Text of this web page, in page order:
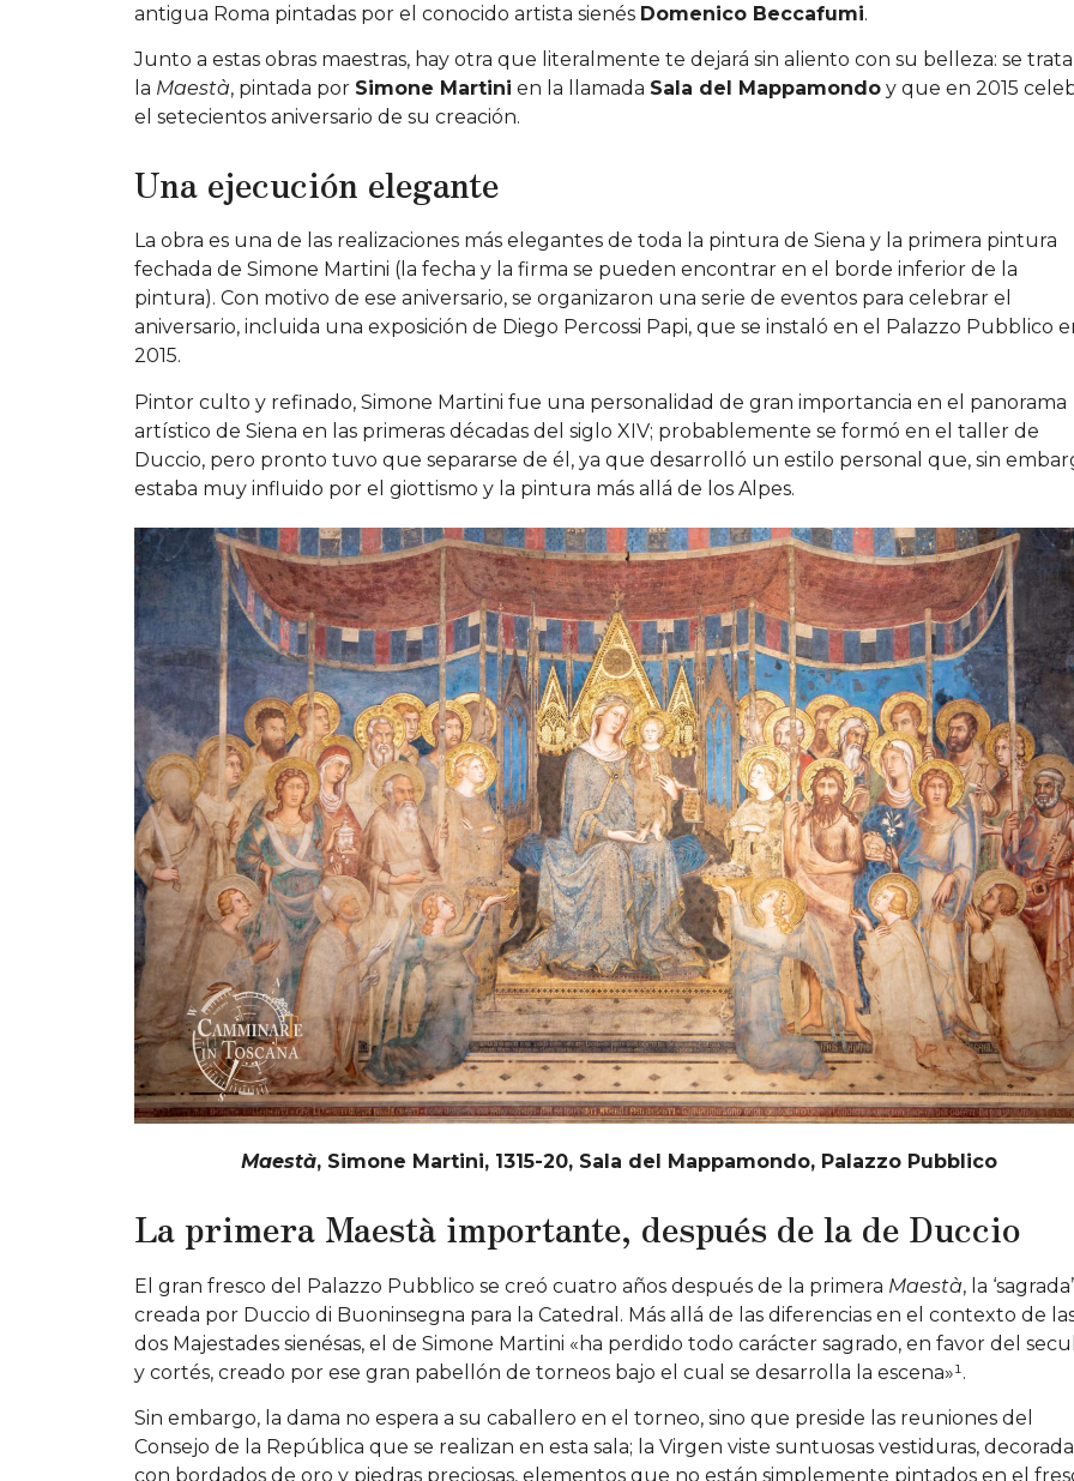
antigua Roma pintadas por el conocido artista sienés Domenico Beccafumi.
Junto a estas obras maestras, hay otra que literalmente te dejará sin aliento con su belleza: se
la Maestà, pintada por Simone Martini en la llamada Sala del Mappamondo y que en 2015
el setecientos aniversario de su creación.
Una ejecución elegante
La obra es una de las realizaciones más elegantes de toda la pintura de Siena y la primera pintura
fechada de Simone Martini (la fecha y la firma se pueden encontrar en el borde inferior de la
pintura). Con motivo de ese aniversario, se organizaron una serie de eventos para celebrar el
aniversario, incluida una exposición de Diego Percossi Papi, que se instaló en el Palazzo Pubblico
2015.
Pintor culto y refinado, Simone Martini fue una personalidad de gran importancia en el panorama
artístico de Siena en las primeras décadas del siglo XIV; probablemente se formó en el taller de
Duccio, pero pronto tuvo que separarse de él, ya que desarrolló un estilo personal que, sin
estaba muy influido por el giottismo y la pintura más allá de los Alpes.
Maestà, Simone Martini, 1315-20, Sala del Mappamondo, Palazzo Pubblico
La primera Maestà importante, después de la de Duccio
El gran fresco del Palazzo Pubblico se creó cuatro años después de la primera Maestà, la ‘sagrada’
creada por Duccio di Buoninsegna para la Catedral. Más allá de las diferencias en el contexto de
dos Majestades sienésas, el de Simone Martini «ha perdido todo carácter sagrado, en favor del
y cortés, creado por ese gran pabellón de torneos bajo el cual se desarrolla la escena»¹.
Sin embargo, la dama no espera a su caballero en el torneo, sino que preside las reuniones del
Consejo de la República que se realizan en esta sala; la Virgen viste suntuosas vestiduras,
con bordados de oro y piedras preciosas, elementos que no están simplemente pintados en el